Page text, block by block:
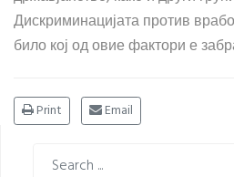
Дискриминацијата против
било кој од овие фактори е
Print Email